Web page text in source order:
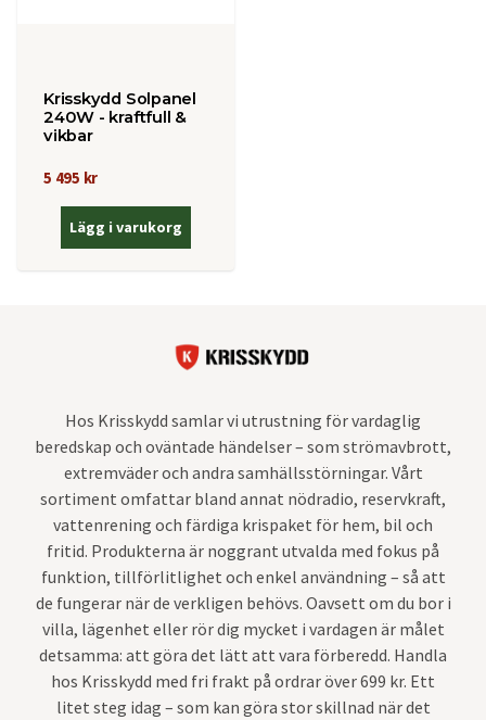
Krisskydd Solpanel
240W - kraftfull &
vikbar
5 495 kr
Lägg i varukorg
Hos Krisskydd samlar vi utrustning för vardaglig
beredskap och oväntade händelser – som strömavbrott,
extremväder och andra samhällsstörningar. Vårt
sortiment omfattar bland annat nödradio, reservkraft,
vattenrening och färdiga krispaket för hem, bil och
fritid. Produkterna är noggrant utvalda med fokus på
funktion, tillförlitlighet och enkel användning – så att
de fungerar när de verkligen behövs. Oavsett om du bor i
villa, lägenhet eller rör dig mycket i vardagen är målet
detsamma: att göra det lätt att vara förberedd. Handla
hos Krisskydd med fri frakt på ordrar över 699 kr. Ett
litet steg idag – som kan göra stor skillnad när det